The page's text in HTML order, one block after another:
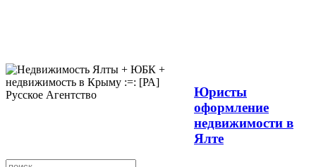
Юристы
оформление
недвижимости в
Ялте